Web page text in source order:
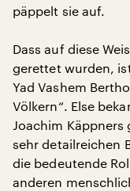
päppelt sie auf.
Dass auf diese
gerettet wurden,
Yad Vashem
Völkern“. Else
Joachim Käppners
sehr detailreichen
die bedeutende
anderen